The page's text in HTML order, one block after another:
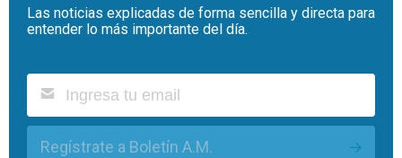
Las noticias explicadas de forma sencilla y directa para
entender lo más importante del día.
Regístrate a Boletín A.M.